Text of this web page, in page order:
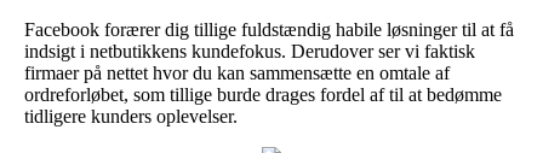
Facebook forærer dig tillige fuldstændig habile løsninger til at få
indsigt i netbutikkens kundefokus. Derudover ser vi faktisk
firmaer på nettet hvor du kan sammensætte en omtale af
ordreforløbet, som tillige burde drages fordel af til at bedømme
tidligere kunders oplevelser.